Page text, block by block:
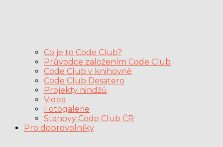
Co je to Code Club?
Průvodce založením Code Club
Code Club v knihovně
Code Club Desatero
Projekty nindžů
Videa
Fotogalerie
Stanovy Code Club ČR
Pro dobrovolníky